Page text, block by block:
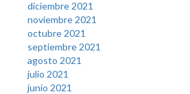
diciembre 2021
noviembre 2021
octubre 2021
septiembre 2021
agosto 2021
julio 2021
junio 2021